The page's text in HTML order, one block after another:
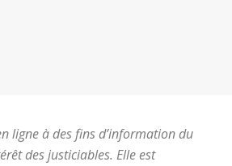
ligne à des fins d’information du
des justiciables. Elle est